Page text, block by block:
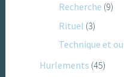
Recherche (9)
Rituel (3)
Technique et
Hurlements (45)